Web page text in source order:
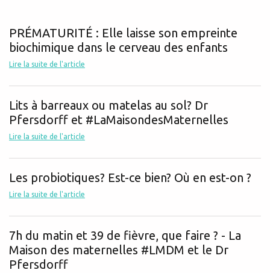
PRÉMATURITÉ : Elle laisse son empreinte
biochimique dans le cerveau des enfants
Lire la suite de l'article
Lits à barreaux ou matelas au sol? Dr
Pfersdorff et #LaMaisondesMaternelles
Lire la suite de l'article
Les probiotiques? Est-ce bien? Où en est-on ?
Lire la suite de l'article
7h du matin et 39 de fièvre, que faire ? - La
Maison des maternelles #LMDM et le Dr
Pfersdorff